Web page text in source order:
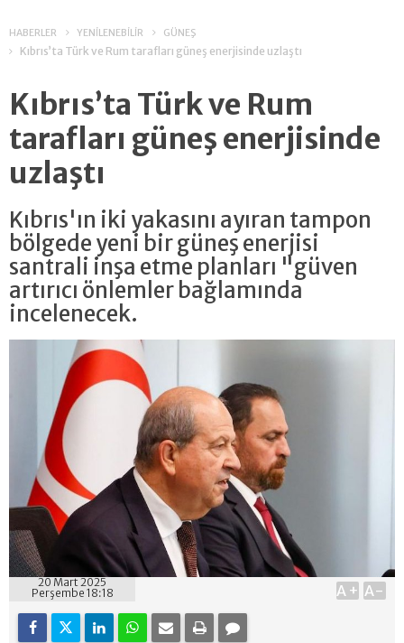
HABERLER YENİLENEBİLİR GÜNEŞ
Kıbrıs’ta Türk ve Rum tarafları güneş enerjisinde uzlaştı
Kıbrıs’ta Türk ve Rum
tarafları güneş enerjisinde
uzlaştı
Kıbrıs'ın iki yakasını ayıran tampon
bölgede yeni bir güneş enerjisi
santrali inşa etme planları "güven
artırıcı önlemler bağlamında
incelenecek.
20 Mart 2025
Perşembe 18:18
A+ A-